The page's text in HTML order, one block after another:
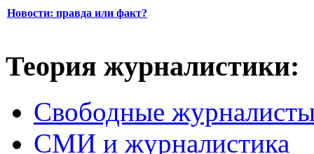
Новости: правда или факт?
Теория журналистики:
Свободные
СМИ и журналистика